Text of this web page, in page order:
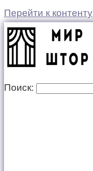
Перейти к контенту
Поиск: